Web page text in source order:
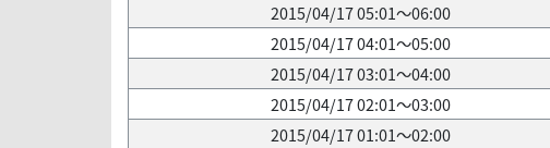
2015/04/17 05:01～06:00
2015/04/17 04:01～05:00
2015/04/17 03:01～04:00
2015/04/17 02:01～03:00
2015/04/17 01:01～02:00